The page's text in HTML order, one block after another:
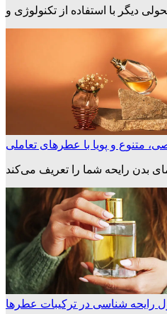
متنوع و پویا با عطرهای تعاملی
رایحه شناسی در ترکیبات عطرها